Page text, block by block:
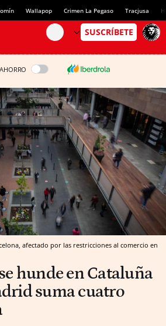
Wallapop Crimen La Pegaso Tracjusa
afectado por las restricciones al comercio en
hunde en Cataluña
suma cuatro